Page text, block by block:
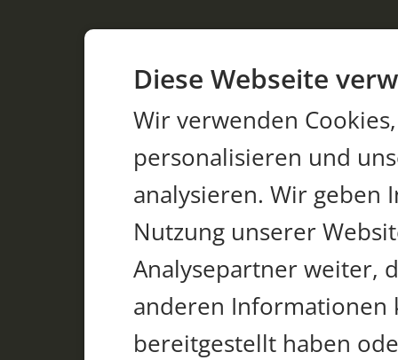
Diese Webseite
Wir verwenden
personalisieren und
analysieren. Wir
Nutzung unserer
Analysepartner weiter,
anderen Informationen
bereitgestellt haben